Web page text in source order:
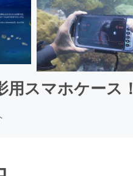
スマホケース！